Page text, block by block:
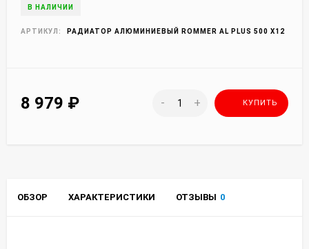
В НАЛИЧИИ
АРТИКУЛ: РАДИАТОР АЛЮМИНИЕВЫЙ ROMMER AL PLUS 500 X12
8 979 ₽ - + КУПИТЬ
ОБЗОР ХАРАКТЕРИСТИКИ ОТЗЫВЫ 0